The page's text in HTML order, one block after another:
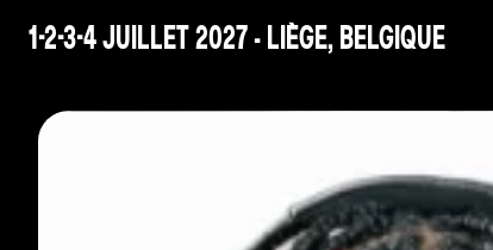
1-2-3-4 JUILLET 2027 - LIÈGE, BELGIQUE